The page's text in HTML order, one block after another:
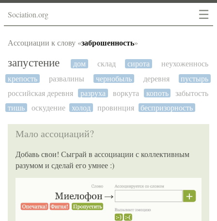
☰
Sociation.org
Ассоциации к слову «заброшенность»
запустение дом склад сирота
неухоженнось
крепость
развалины чернобыль деревня
пустырь
российская деревня
разруха воркута копоть
забытость
тишь
оскудение холод провинция беспризорность
Мало ассоциаций?
Добавь свои! Сыграй в ассоциации с коллективным
разумом и сделай его умнее :)